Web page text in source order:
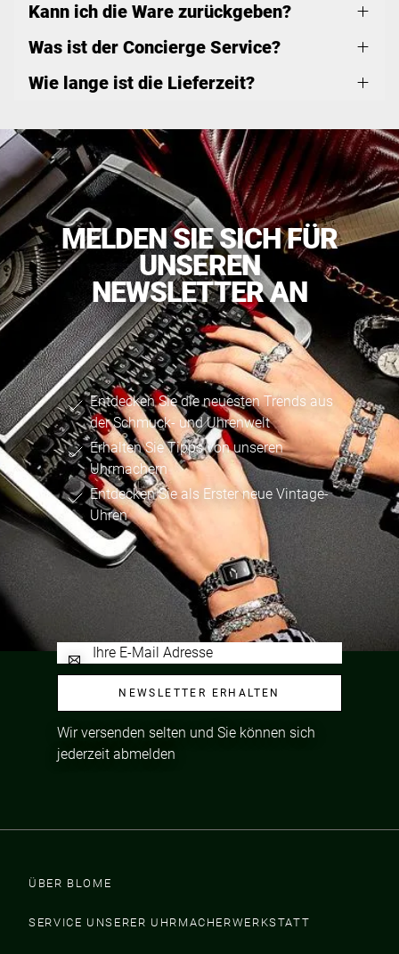
Kann ich die Ware zurückgeben?
Was ist der Concierge Service?
Wie lange ist die Lieferzeit?
MELDEN SIE SICH FÜR
UNSEREN
NEWSLETTER AN
Entdecken Sie die neuesten Trends aus
der Schmuck- und Uhrenwelt
Erhalten Sie Tipps von unseren
Uhrmachern
Entdecken Sie als Erster neue Vintage-
Uhren
NEWSLETTER ERHALTEN
Wir versenden selten und Sie können sich
jederzeit abmelden
ÜBER BLOME
SERVICE UNSERER UHRMACHERWERKSTATT